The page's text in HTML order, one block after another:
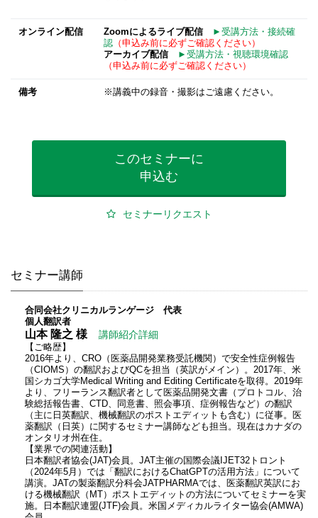
オンライン配信 Zoomによるライブ配信
►受講方法・接続確
認（申込み前に必ずご確認ください）
アーカイブ配信
►受講方法・視聴環境確認
（申込み前に必ずご確認ください）
備考 ※講義中の録音・撮影はご遠慮ください。
このセミナーに
申込む
セミナーリクエスト
セミナー講師
合同会社クリニカルランゲージ 代表
個人翻訳者
山本 隆之 様 講師紹介詳細
【ご略歴】
2016年より、CRO（医薬品開発業務受託機関）で安全性症例報告
（CIOMS）の翻訳およびQCを担当（英訳がメイン）。2017年、米
国シカゴ大学Medical Writing and Editing Certificateを取得。2019年
より、フリーランス翻訳者として医薬品開発文書（プロトコル、治
験総括報告書、CTD、同意書、照会事項、症例報告など）の翻訳
（主に日英翻訳、機械翻訳のポストエディットも含む）に従事。医
薬翻訳（日英）に関するセミナー講師なども担当。現在はカナダの
オンタリオ州在住。
【業界での関連活動】
日本翻訳者協会(JAT)会員。JAT主催の国際会議IJET32トロント
（2024年5月）では「翻訳におけるChatGPTの活用方法」について
講演。JATの製薬翻訳分科会JATPHARMAでは、医薬翻訳英訳にお
ける機械翻訳（MT）ポストエディットの方法についてセミナーを実
施。日本翻訳連盟(JTF)会員。米国メディカルライター協会(AMWA)